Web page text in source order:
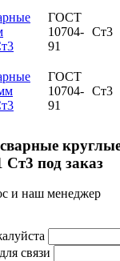
ГОСТ
10704-
91
Ст3
ГОСТ
10704-
91
Ст3
под заказ
и наш менеджер
связи